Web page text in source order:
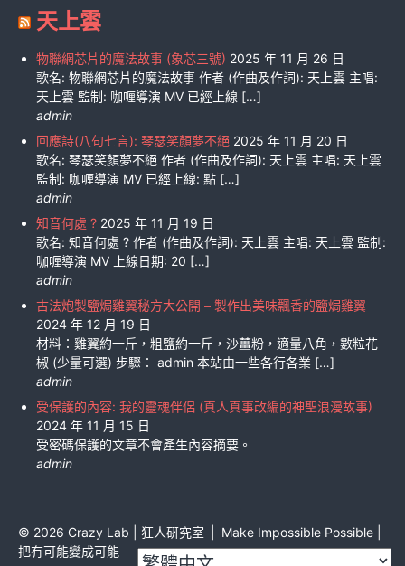
天上雲
物聯網芯片的魔法故事 (象芯三號) 2025 年 11 月 26 日
歌名: 物聯網芯片的魔法故事 作者 (作曲及作詞): 天上雲 主唱:
天上雲 監制: 咖喱導演 MV 已經上線 […]
admin
回應詩(八句七言): 琴瑟笑顏夢不絕 2025 年 11 月 20 日
歌名: 琴瑟笑顏夢不絕 作者 (作曲及作詞): 天上雲 主唱: 天上雲
監制: 咖喱導演 MV 已經上線: 點 […]
admin
知音何處 ? 2025 年 11 月 19 日
歌名: 知音何處 ? 作者 (作曲及作詞): 天上雲 主唱: 天上雲 監制:
咖喱導演 MV 上線日期: 20 […]
admin
古法炮製鹽焗雞翼秘方大公開 – 製作出美味飄香的鹽焗雞翼
2024 年 12 月 19 日
材料：雞翼約一斤，粗鹽約一斤，沙薑粉，適量八角，數粒花
椒 (少量可選) 步驟： admin 本站由一些各行各業 […]
admin
受保護的內容: 我的靈魂伴侶 (真人真事改編的神聖浪漫故事)
2024 年 11 月 15 日
受密碼保護的文章不會產生內容摘要。
admin
© 2026 Crazy Lab | 狂人硏究室
Make Impossible Possible |
把冇可能變成可能